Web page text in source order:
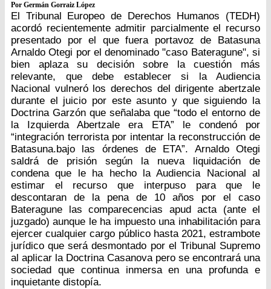
Por Germán Gorraiz López
El Tribunal Europeo de Derechos Humanos (TEDH)
acordó recientemente admitir parcialmente el recurso
presentado por el que fuera portavoz de Batasuna
Arnaldo Otegi por el denominado "caso Bateragune", si
bien aplaza su decisión sobre la cuestión más
relevante, que debe establecer si la Audiencia
Nacional vulneró los derechos del dirigente abertzale
durante el juicio por este asunto y que siguiendo la
Doctrina Garzón que señalaba que “todo el entorno de
la Izquierda Abertzale era ETA” le condenó por
“integración terrorista por intentar la reconstrucción de
Batasuna.bajo las órdenes de ETA”. Arnaldo Otegi
saldrá de prisión según la nueva liquidación de
condena que le ha hecho la Audiencia Nacional al
estimar el recurso que interpuso para que le
descontaran de la pena de 10 años por el caso
Bateragune las comparecencias apud acta (ante el
juzgado) aunque le ha impuesto una inhabilitación para
ejercer cualquier cargo público hasta 2021, estrambote
jurídico que será desmontado por el Tribunal Supremo
al aplicar la Doctrina Casanova pero se encontrará una
sociedad que continua inmersa en una profunda e
inquietante distopía.